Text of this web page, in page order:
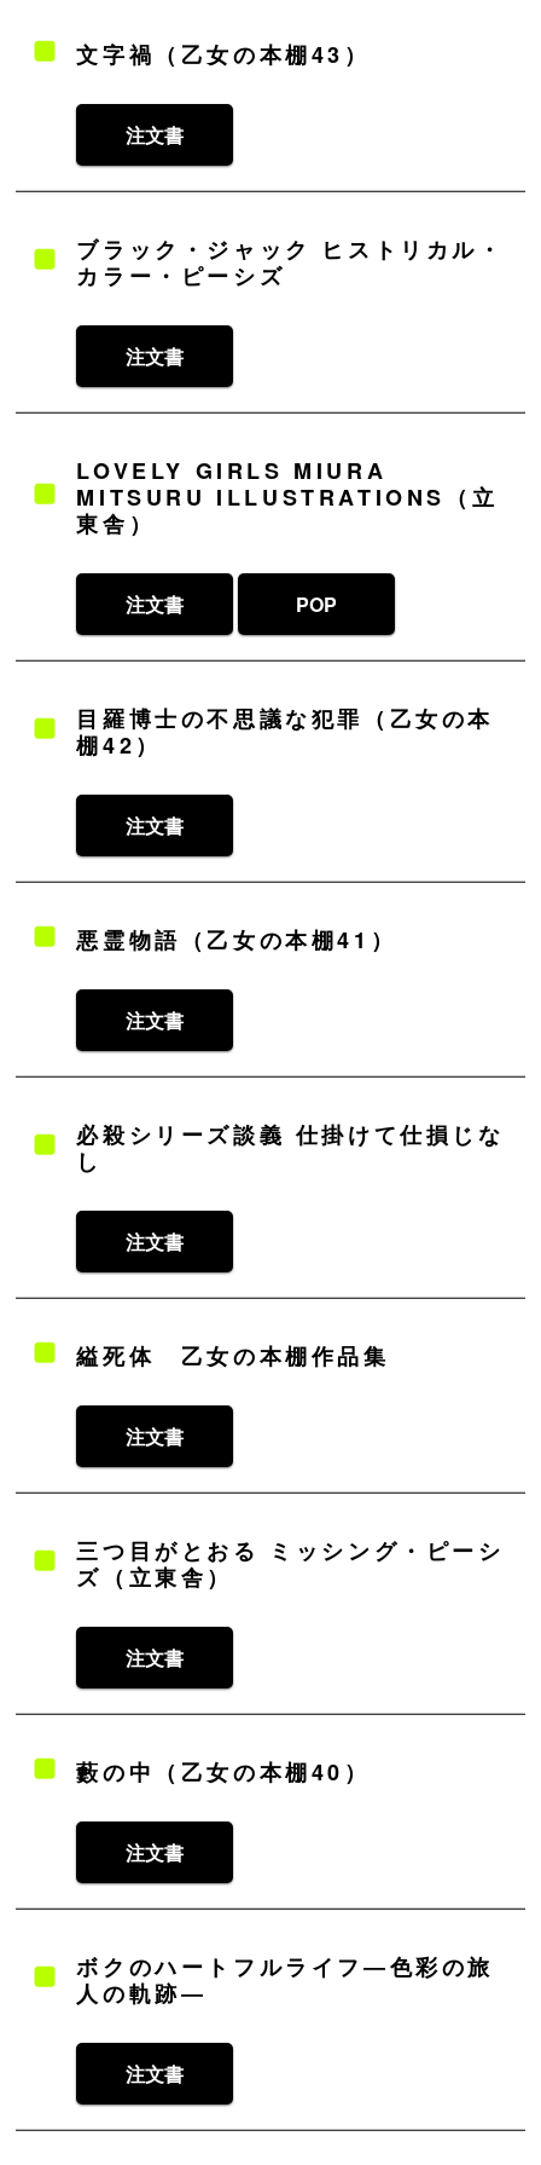
文字禍（乙女の本棚43）
注文書
ブラック・ジャック ヒストリカル・
カラー・ピーシズ
注文書
LOVELY GIRLS MIURA
MITSURU ILLUSTRATIONS（立
東舎）
注文書 POP
目羅博士の不思議な犯罪（乙女の本
棚42）
注文書
悪霊物語（乙女の本棚41）
注文書
必殺シリーズ談義 仕掛けて仕損じな
し
注文書
縊死体 乙女の本棚作品集
注文書
三つ目がとおる ミッシング・ピーシ
ズ（立東舎）
注文書
藪の中（乙女の本棚40）
注文書
ボクのハートフルライフ―色彩の旅
人の軌跡―
注文書